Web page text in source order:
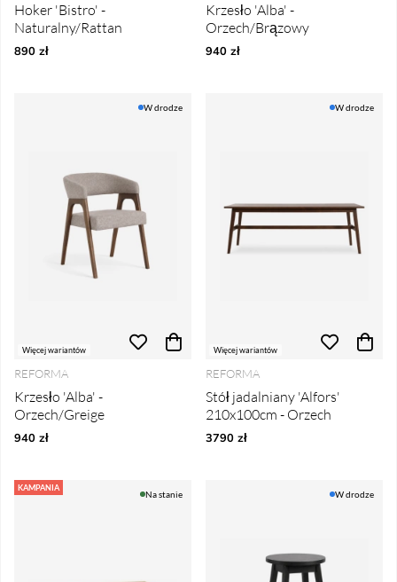
Hoker 'Bistro' -
Naturalny/Rattan
890 zł
Krzesło 'Alba' -
Orzech/Brązowy
940 zł
Więcej wariantów
W drodze
REFORMA
Krzesło 'Alba' -
Orzech/Greige
940 zł
Więcej wariantów
W drodze
REFORMA
Stół jadalniany 'Alfors'
210x100cm - Orzech
3790 zł
KAMPANIA
Na stanie W drodze